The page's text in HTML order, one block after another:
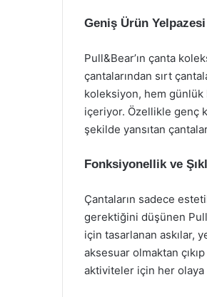
Geniş Ürün Yelpazesi
Pull&Bear’ın çanta
çantalarından sırt
koleksiyon, hem günlük
içeriyor. Özellikle genç
şekilde yansıtan
Fonksiyonellik ve
Çantaların sadece
gerektiğini düşünen
için tasarlanan askılar,
aksesuar olmaktan
aktiviteler için her olaya